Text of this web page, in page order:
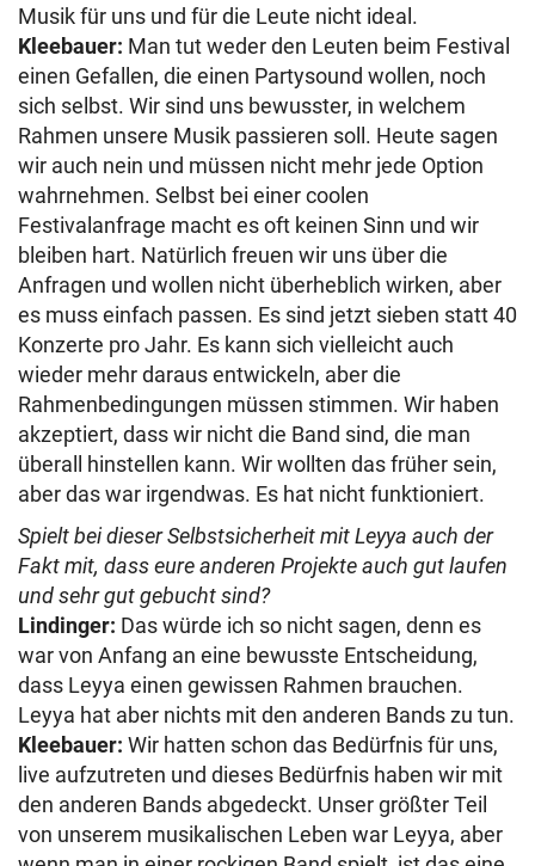
Musik für uns und für die Leute nicht ideal.
Kleebauer: Man tut weder den Leuten beim Festival
einen Gefallen, die einen Partysound wollen, noch
sich selbst. Wir sind uns bewusster, in welchem
Rahmen unsere Musik passieren soll. Heute sagen
wir auch nein und müssen nicht mehr jede Option
wahrnehmen. Selbst bei einer coolen
Festivalanfrage macht es oft keinen Sinn und wir
bleiben hart. Natürlich freuen wir uns über die
Anfragen und wollen nicht überheblich wirken, aber
es muss einfach passen. Es sind jetzt sieben statt 40
Konzerte pro Jahr. Es kann sich vielleicht auch
wieder mehr daraus entwickeln, aber die
Rahmenbedingungen müssen stimmen. Wir haben
akzeptiert, dass wir nicht die Band sind, die man
überall hinstellen kann. Wir wollten das früher sein,
aber das war irgendwas. Es hat nicht funktioniert.
Spielt bei dieser Selbstsicherheit mit Leyya auch der
Fakt mit, dass eure anderen Projekte auch gut laufen
und sehr gut gebucht sind?
Lindinger: Das würde ich so nicht sagen, denn es
war von Anfang an eine bewusste Entscheidung,
dass Leyya einen gewissen Rahmen brauchen.
Leyya hat aber nichts mit den anderen Bands zu tun.
Kleebauer: Wir hatten schon das Bedürfnis für uns,
live aufzutreten und dieses Bedürfnis haben wir mit
den anderen Bands abgedeckt. Unser größter Teil
von unserem musikalischen Leben war Leyya, aber